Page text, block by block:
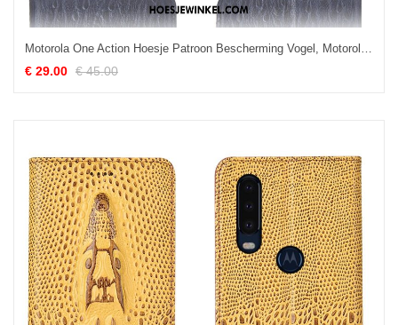
Motorola One Action Hoesje Patroon Bescherming Vogel, Motorola One Action Hoesje Groen Hoes
€ 29.00 € 45.00